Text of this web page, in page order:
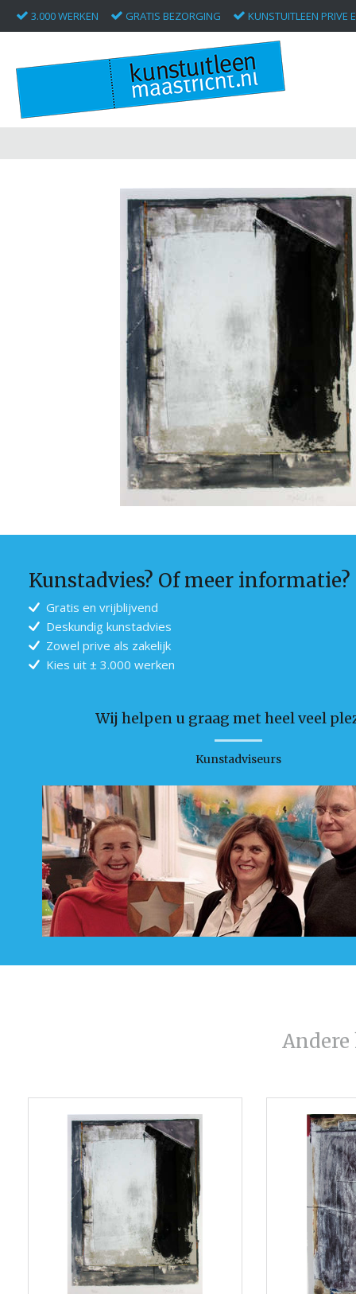
3.000 WERKEN GRATIS BEZORGING KUNSTUITLEEN PRIVE
Kunstadvies? Of meer informatie?
Gratis en vrijblijvend
Deskundig kunstadvies
Zowel prive als zakelijk
Kies uit ± 3.000 werken
Wij helpen u graag met heel veel
Kunstadviseurs